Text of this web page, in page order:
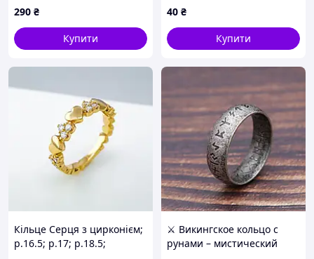
90M1296C9H
290 ₴
Купити
40 ₴
Купити
Кільце Серця з цирконієм;
р.16.5; р.17; р.18.5;
⚔️ Викингское кольцо с
рунами – мистический